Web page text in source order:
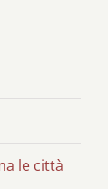
le città